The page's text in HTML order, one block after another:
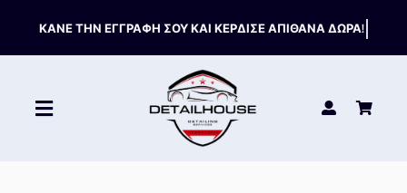
content
Toggle